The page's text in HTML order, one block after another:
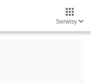
Serwisy